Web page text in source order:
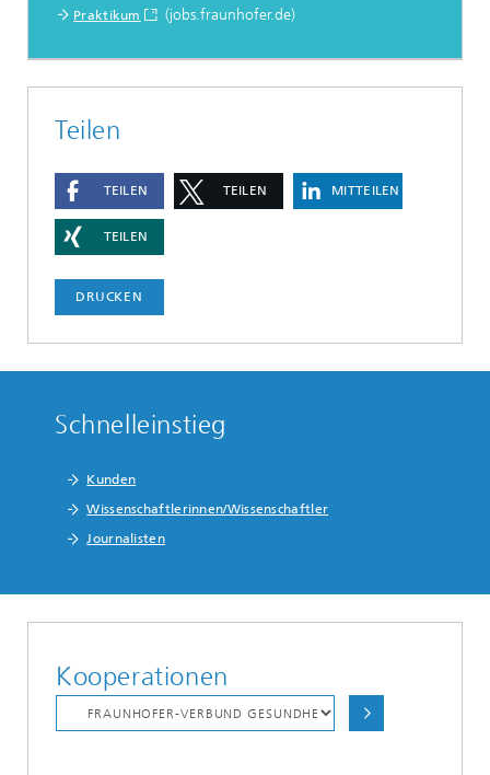
Praktikum (jobs.fraunhofer.de)
Teilen
TEILEN TEILEN MITTEILEN
TEILEN
DRUCKEN
Schnelleinstieg
Kunden
Wissenschaftlerinnen/Wissenschaftler
Journalisten
Kooperationen